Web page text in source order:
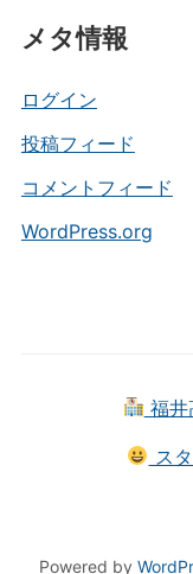
ゴ
ー
メタ情報
ログイン
投稿フィード
コメントフィード
WordPress.org
福井
ス
Powered by